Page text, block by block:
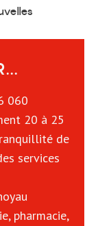
060
20 à 25
de
services
pharmacie,